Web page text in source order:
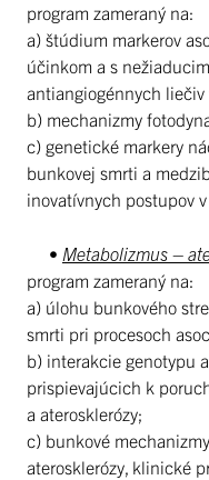
program zameraný na:
a) štúdium markerov
účinkom a s
antiangiogénnych liečiv
b) mechanizmy
c) genetické markery
bunkovej smrti a
inovatívnych postupov
• Metabolizmus –
program zameraný na:
a) úlohu bunkového
smrti pri procesoch
b) interakcie genotypu
prispievajúcich k
a aterosklerózy;
c) bunkové
aterosklerózy, klinické